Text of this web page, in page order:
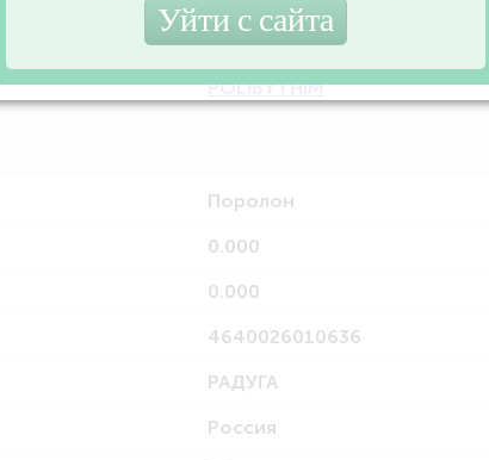
PL04
POLIBYTHIM
Поролон
0.000
0.000
4640026010636
РАДУГА
Россия